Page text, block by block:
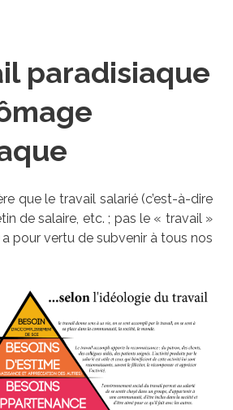
paradisiaque
que le travail salarié (c’est-à-dire
de salaire, etc. ; pas le « travail »
pour vertu de subvenir à tous nos